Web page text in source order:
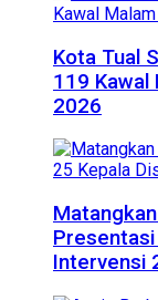
Kota Tual
119 Kawal
2026
Intervensi